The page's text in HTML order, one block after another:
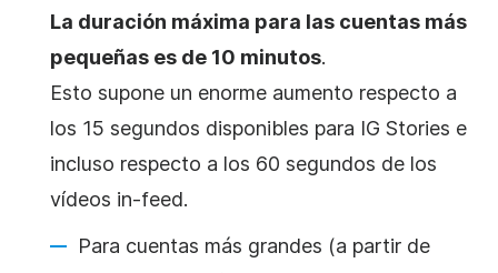
La duración máxima para las cuentas más
pequeñas es de 10 minutos.
Esto supone un enorme aumento respecto a
los 15 segundos disponibles para IG Stories e
incluso respecto a los 60 segundos de los
vídeos in-feed.
Para cuentas más grandes (a partir de